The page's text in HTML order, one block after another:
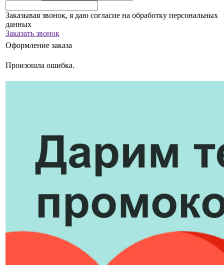
Заказывая звонок, я даю согласие на обработку персональных
данных
Заказать звонок
Оформление заказа
Произошла ошибка.